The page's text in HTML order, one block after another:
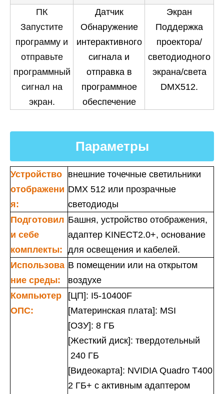
ПК
Запустите
программу и
отправьте
программный
сигнал на
экран.
Датчик
Обнаружение
интерактивного
сигнала и
отправка в
программное
обеспечение
Экран
Поддержка
проектора/
светодиодного
экрана/света
DMX512.
Параметры
Устройство
отображени
я:
внешние точечные светильники
DMX 512 или прозрачные
светодиоды
Подготовил
и себе
комплекты:
Башня, устройство отображения,
адаптер KINECT2.0+, основание
для освещения и кабелей.
Использова
ние среды:
В помещении или на открытом
воздухе
Компьютер
ОПС:
[ЦП]: I5-10400F
[Материнская плата]: MSI
[ОЗУ]: 8 ГБ
[Жесткий диск]: твердотельный
240 ГБ
[Видеокарта]: NVIDIA Quadro T400
2 ГБ+ с активным адаптером